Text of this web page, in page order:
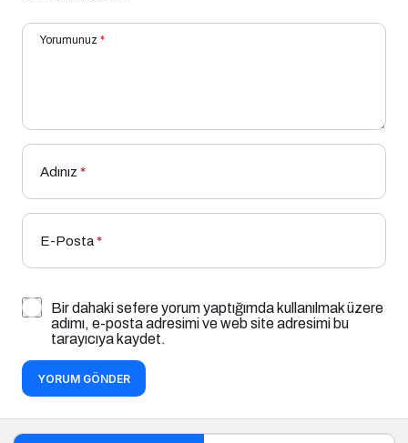
Yorumunuz *
Adınız *
E-Posta*
Bir dahaki sefere yorum yaptığımda kullanılmak üzere
adımı, e-posta adresimi ve web site adresimi bu
tarayıcıya kaydet.
YORUM GÖNDER